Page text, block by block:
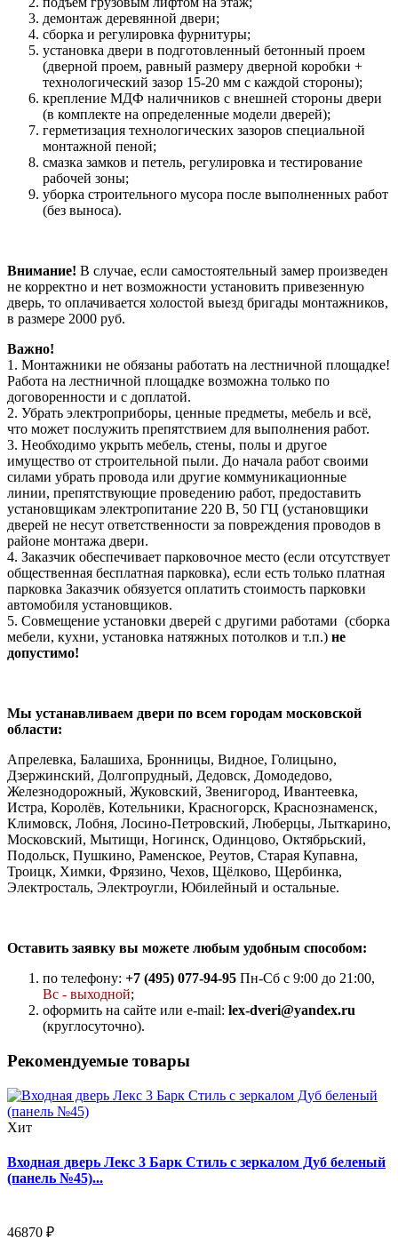
демонтаж деревянной двери;
сборка и регулировка фурнитуры;
установка двери в подготовленный бетонный проем
(дверной проем, равный размеру дверной коробки +
технологический зазор 15-20 мм с каждой стороны);
крепление МДФ наличников с внешней стороны двери
(в комплекте на определенные модели дверей);
герметизация технологических зазоров специальной
монтажной пеной;
смазка замков и петель, регулировка и тестирование
рабочей зоны;
уборка строительного мусора после выполненных работ
(без выноса).
Внимание! В случае, если самостоятельный замер произведен
не корректно и нет возможности установить привезенную
дверь, то оплачивается холостой выезд бригады монтажников,
в размере 2000 руб.
Важно!
1. Монтажники не обязаны работать на лестничной площадке!
Работа на лестничной площадке возможна только по
договоренности и с доплатой.
2. Убрать электроприборы, ценные предметы, мебель и всё,
что может послужить препятствием для выполнения работ.
3. Необходимо укрыть мебель, стены, полы и другое
имущество от строительной пыли. До начала работ своими
силами убрать провода или другие коммуникационные
линии, препятствующие проведению работ, предоставить
установщикам электропитание 220 В, 50 ГЦ (установщики
дверей не несут ответственности за повреждения проводов в
районе монтажа двери.
4. Заказчик обеспечивает парковочное место (если отсутствует
общественная бесплатная парковка), если есть только платная
парковка Заказчик обязуется оплатить стоимость парковки
автомобиля установщиков.
5. Совмещение установки дверей с другими работами (сборка
мебели, кухни, установка натяжных потолков и т.п.) не
допустимо!
Мы устанавливаем двери по всем городам московской
области:
Апрелевка, Балашиха, Бронницы, Видное, Голицыно,
Дзержинский, Долгопрудный, Дедовск, Домодедово,
Железнодорожный, Жуковский, Звенигород, Ивантеевка,
Истра, Королёв, Котельники, Красногорск, Краснознаменск,
Климовск, Лобня, Лосино-Петровский, Люберцы, Лыткарино,
Московский, Мытищи, Ногинск, Одинцово, Октябрьский,
Подольск, Пушкино, Раменское, Реутов, Старая Купавна,
Троицк, Химки, Фрязино, Чехов, Щёлково, Щербинка,
Электросталь, Электроугли, Юбилейный и остальные.
Оставить заявку вы можете любым удобным способом:
по телефону: +7 (495) 077-94-95 Пн-Сб с 9:00 до 21:00,
Вс - выходной;
оформить на сайте или e-mail: lex-dveri@yandex.ru
(круглосуточно).
Рекомендуемые товары
Хит
Входная дверь Лекс 3 Барк Стиль с зеркалом Дуб беленый
(панель №45)...
46870 ₽